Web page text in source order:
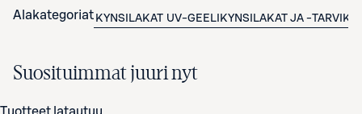
Alakategoriat KYNSILAKAT UV-GEELIKYNSILAKAT JA -
Suosituimmat juuri nyt